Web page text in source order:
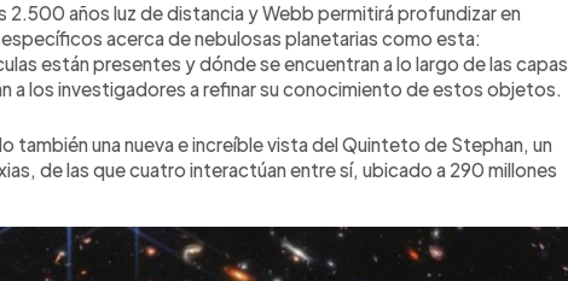
2.500 años luz de distancia y Webb permitirá profundizar en
acerca de nebulosas planetarias como esta:
están presentes y dónde se encuentran a lo largo de las capas
a los investigadores a refinar su conocimiento de estos objetos.
también una nueva e increíble vista del Quinteto de Stephan, un
de las que cuatro interactúan entre sí, ubicado a 290 millones